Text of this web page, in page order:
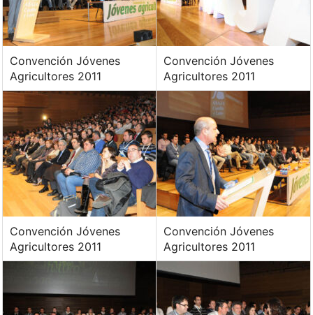
Convención Jóvenes
Agricultores 2011
Convención Jóvenes
Agricultores 2011
Convención Jóvenes
Agricultores 2011
Convención Jóvenes
Agricultores 2011